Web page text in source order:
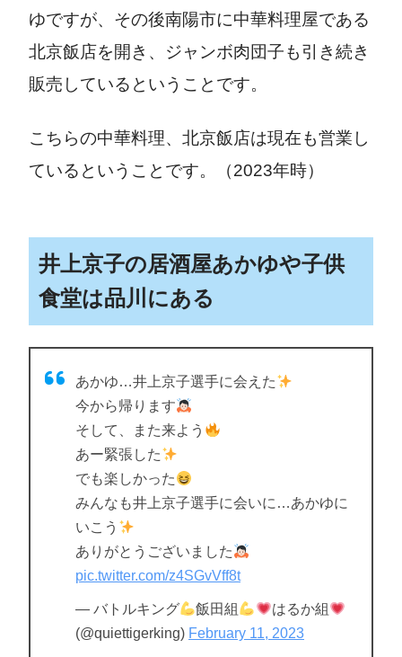
ゆですが、その後南陽市に中華料理屋である
北京飯店を開き、ジャンボ肉団子も引き続き
販売しているということです。
こちらの中華料理、北京飯店は現在も営業し
ているということです。（2023年時）
井上京子の居酒屋あかゆや子供
食堂は品川にある
あかゆ…井上京子選手に会えた
今から帰ります
そして、また来よう
あー緊張した
でも楽しかった
みんなも井上京子選手に会いに…あかゆに
いこう
ありがとうございました
pic.twitter.com/z4SGvVff8t
— バトルキング 飯田組
はるか組
(@quiettigerking) February 11, 2023